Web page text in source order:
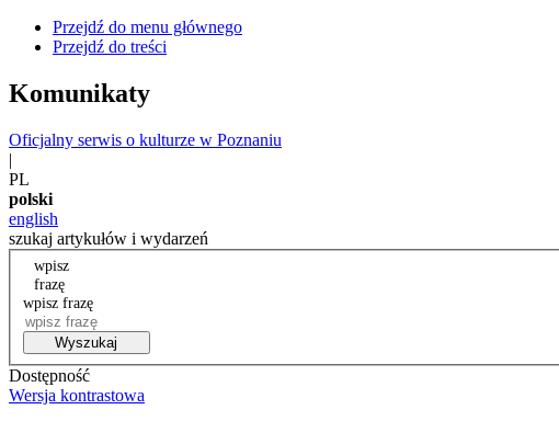
Przejdź do menu głównego
Przejdź do treści
Komunikaty
Oficjalny serwis o kulturze w Poznaniu
|
PL
polski
english
szukaj artykułów i wydarzeń
wpisz
frazę
wpisz frazę
Wyszukaj
Dostępność
Wersja kontrastowa